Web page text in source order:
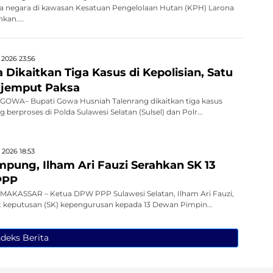
negara di kawasan Kesatuan Pengelolaan Hutan (KPH) Larona
23:56
Dikaitkan Tiga Kasus di Kepolisian, Satu
Paksa
Bupati Gowa Husniah Talenrang dikaitkan tiga kasus
berproses di Polda Sulawesi Selatan (Sulsel) dan Polr...
18:53
Ilham Ari Fauzi Serahkan SK 13
– Ketua DPW PPP Sulawesi Selatan, Ilham Ari Fauzi,
(SK) kepengurusan kepada 13 Dewan Pimpin...
Berita